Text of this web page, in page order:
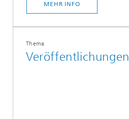
MEHR INFO
Thema
Veröffentlichungen